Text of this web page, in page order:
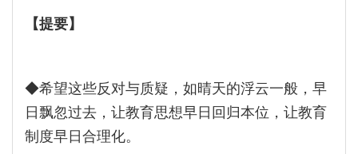
【提要】
◆希望这些反对与质疑，如晴天的浮云一般，早
日飘忽过去，让教育思想早日回归本位，让教育
制度早日合理化。